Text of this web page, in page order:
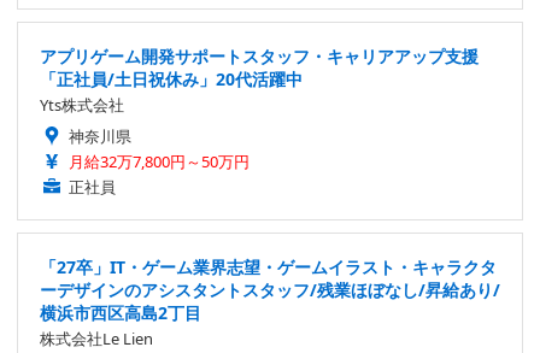
アプリゲーム開発サポートスタッフ・キャリアアップ支援
「正社員/土日祝休み」20代活躍中
Yts株式会社
神奈川県
月給32万7,800円～50万円
正社員
「27卒」IT・ゲーム業界志望・ゲームイラスト・キャラクタ
ーデザインのアシスタントスタッフ/残業ほぼなし/昇給あり/
横浜市西区高島2丁目
株式会社Le Lien